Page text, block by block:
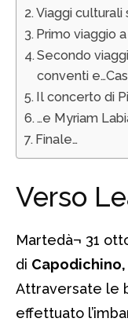
Viaggi culturali
Primo viaggio
Secondo
conventi
Il concerto di
…e Myriam
Finale…
Verso
Martedà¬ 31
di
Attraversate le
effettuato